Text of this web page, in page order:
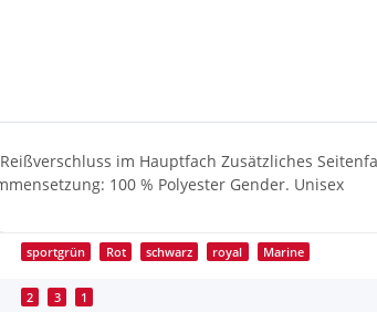
im Hauptfach Zusätzliches
100 % Polyester Gender. Unisex
sportgrün Rot schwarz royal Marine
2 3 1